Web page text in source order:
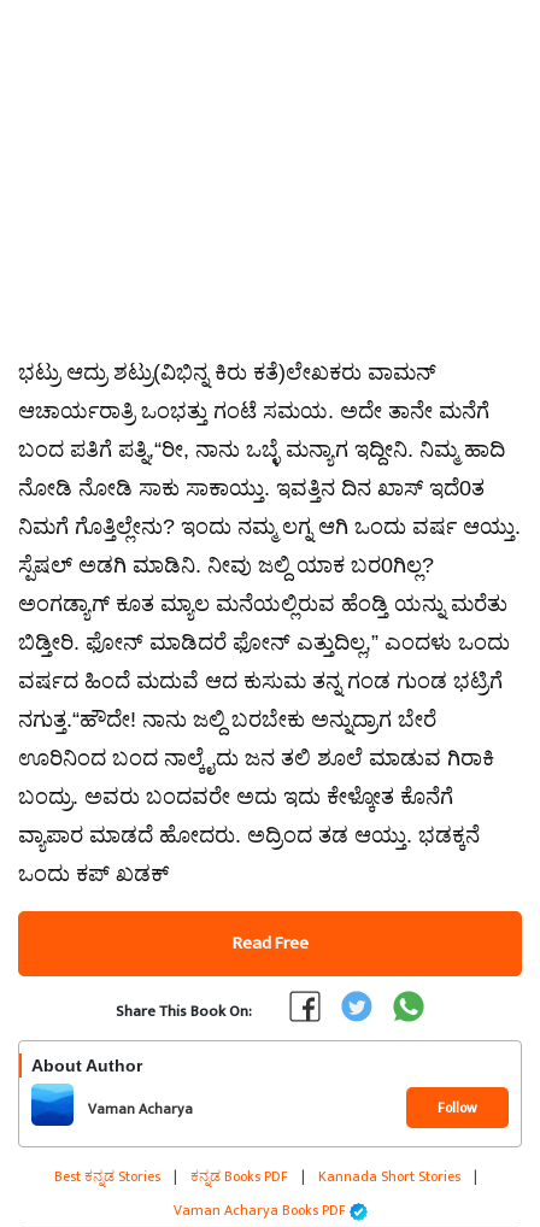
ಭಟ್ರು ಆದ್ರು ಶಟ್ರು(ವಿಭಿನ್ನ ಕಿರು ಕತೆ)ಲೇಖಕರು ವಾಮನ್
ಆಚಾರ್ಯರಾತ್ರಿ ಒಂಭತ್ತು ಗಂಟೆ ಸಮಯ. ಅದೇ ತಾನೇ ಮನೆಗೆ
ಬಂದ ಪತಿಗೆ ಪತ್ನಿ,“ರೀ, ನಾನು ಒಬ್ಳೆ ಮನ್ಯಾಗ ಇದ್ದೀನಿ. ನಿಮ್ಮ ಹಾದಿ
ನೋಡಿ ನೋಡಿ ಸಾಕು ಸಾಕಾಯ್ತು. ಇವತ್ತಿನ ದಿನ ಖಾಸ್ ಇದೆ0ತ
ನಿಮಗೆ ಗೊತ್ತಿಲ್ಲೇನು? ಇಂದು ನಮ್ಮ ಲಗ್ನ ಆಗಿ ಒಂದು ವರ್ಷ ಆಯ್ತು.
ಸ್ಪೆಷಲ್ ಅಡಗಿ ಮಾಡಿನಿ. ನೀವು ಜಲ್ದಿ ಯಾಕ ಬರ0ಗಿಲ್ಲ?
ಅಂಗಡ್ಯಾಗ್ ಕೂತ ಮ್ಯಾಲ ಮನೆಯಲ್ಲಿರುವ ಹೆಂಡ್ತಿ ಯನ್ನು ಮರೆತು
ಬಿಡ್ತೀರಿ. ಫೋನ್ ಮಾಡಿದರೆ ಫೋನ್ ಎತ್ತುದಿಲ್ಲ,” ಎಂದಳು ಒಂದು
ವರ್ಷದ ಹಿಂದೆ ಮದುವೆ ಆದ ಕುಸುಮ ತನ್ನ ಗಂಡ ಗುಂಡ ಭಟ್ರಿಗೆ
ನಗುತ್ತ.“ಹೌದೇ! ನಾನು ಜಲ್ದಿ ಬರಬೇಕು ಅನ್ನುದ್ರಾಗ ಬೇರೆ
ಊರಿನಿಂದ ಬಂದ ನಾಲ್ಕೈದು ಜನ ತಲಿ ಶೂಲೆ ಮಾಡುವ ಗಿರಾಕಿ
ಬಂದ್ರು. ಅವರು ಬಂದವರೇ ಅದು ಇದು ಕೇಳ್ಕೋತ ಕೊನೆಗೆ
ವ್ಯಾಪಾರ ಮಾಡದೆ ಹೋದರು. ಅದ್ರಿಂದ ತಡ ಆಯ್ತು. ಭಡಕ್ಕನೆ
ಒಂದು ಕಪ್ ಖಡಕ್
Read Free
Share This Book On:
About Author
Vaman Acharya Follow
Best ಕನ್ನಡ Stories | ಕನ್ನಡ Books PDF | Kannada Short Stories |
Vaman Acharya Books PDF